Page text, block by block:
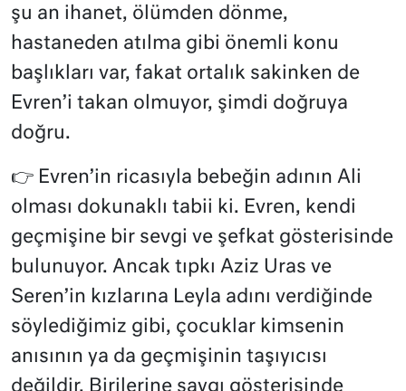
şu an ihanet, ölümden dönme,
hastaneden atılma gibi önemli konu
başlıkları var, fakat ortalık sakinken de
Evren’i takan olmuyor, şimdi doğruya
doğru.
👉 Evren’in ricasıyla bebeğin adının Ali
olması dokunaklı tabii ki. Evren, kendi
geçmişine bir sevgi ve şefkat gösterisinde
bulunuyor. Ancak tıpkı Aziz Uras ve
Seren’in kızlarına Leyla adını verdiğinde
söylediğimiz gibi, çocuklar kimsenin
anısının ya da geçmişinin taşıyıcısı
değildir. Birilerine saygı gösterisinde